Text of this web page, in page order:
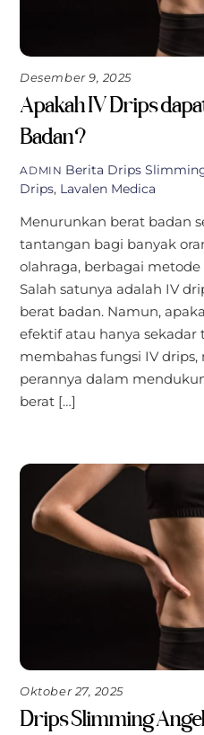
Desember 9, 2025
Apakah IV Drips
Badan?
ADMIN Berita Drips
Drips, Lavalen Medica
Menurunkan berat badan
tantangan bagi banyak
olahraga, berbagai
Salah satunya adalah IV
berat badan. Namun,
efektif atau hanya sekadar
membahas fungsi IV
perannya dalam
berat […]
Oktober 27, 2025
Drips Slimming